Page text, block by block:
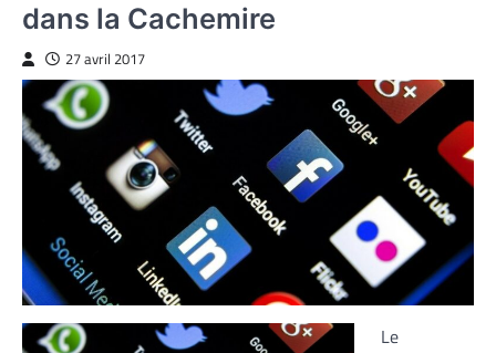
dans la Cachemire
27 avril 2017
Le